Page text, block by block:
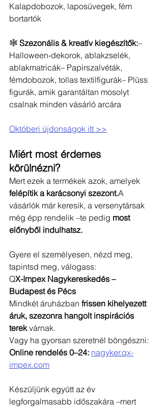
Kalapdobozok, laposüvegek, fém
bortartók
🕸️ Szezonális & kreatív kiegészítők:–
Halloween-dekorok, ablakzselék,
ablakmatricák– Papírszalvéták,
fémdobozok, tollas textilfigurák– Plüss
figurák, amik garantáltan mosolyt
csalnak minden vásárló arcára
Októberi újdonságok itt >>
Miért most érdemes
körülnézni?
Mert ezek a termékek azok, amelyek
felépítik a karácsonyi szezont.A
vásárlók már keresik, a versenytársak
még épp rendelik –te pedig most
előnyből indulhatsz.
Gyere el személyesen, nézd meg,
tapintsd meg, válogass:
QX-Impex Nagykereskedés –
Budapest és Pécs
Mindkét áruházban frissen kihelyezett
áruk, szezonra hangolt inspirációs
terek várnak.
Vagy ha gyorsan szeretnél böngészni:
Online rendelés 0–24: nagyker.qx-
impex.com
Készüljünk együtt az év
legforgalmasabb időszakára –mert